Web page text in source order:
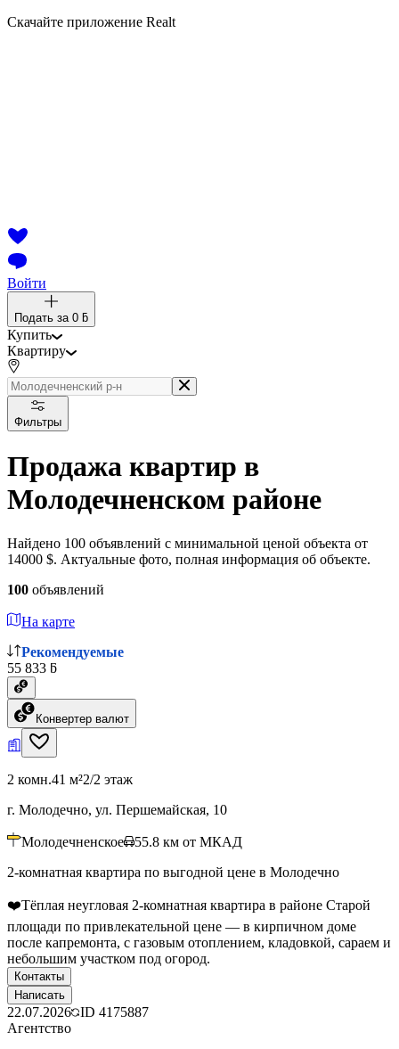
Скачайте приложение Realt
Войти
Подать за 0 ƃ
Купить
Квартиру
Фильтры
Продажа квартир в
Молодечненском районе
Найдено 100 объявлений с минимальной ценой объекта от
14000 $. Актуальные фото, полная информация об объекте.
100 объявлений
На карте
Рекомендуемые
55 833 ƃ
Конвертер валют
2 комн.41 м²2/2 этаж
г. Молодечно, ул. Першемайская, 10
Молодечненское 55.8 км от МКАД
2-комнатная квартира по выгодной цене в Молодечно
❤️Тёплая неугловая 2-комнатная квартира в районе Старой
площади по привлекательной цене — в кирпичном доме
после капремонта, с газовым отоплением, кладовкой, сараем и
небольшим участком под огород.
Контакты
Написать
22.07.2026 ID 4175887
Агентство